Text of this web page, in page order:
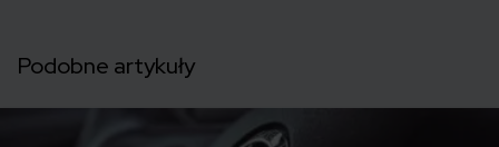
Podobne artykuły